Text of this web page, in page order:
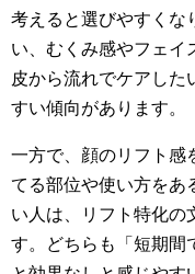
考えると選びやすくな
い、むくみ感やフェイ
皮から流れでケアした
すい傾向があります。
一方で、顔のリフト感
てる部位や使い方をあ
い人は、リフト特化の
す。どちらも「短期間